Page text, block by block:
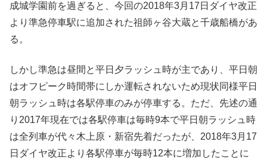
成城学園前を過ぎると、今回の2018年3月17日ダイヤ改正
より準急停車駅に追加された祖師ヶ谷大蔵と千歳船橋があ
る。
しかし準急は昼間と平日夕ラッシュ時が主であり、平日朝
はオフピーク時間帯にしか運転されないため現状同様平日
朝ラッシュ時は各駅停車のみが停車する。ただ、先述の通
り2017年現在では各駅停車は毎時9本で平日朝ラッシュ時
は全列車が代々木上原・新宿先着だったが、2018年3月17
日ダイヤ改正より各駅停車が毎時12本に増加したことに